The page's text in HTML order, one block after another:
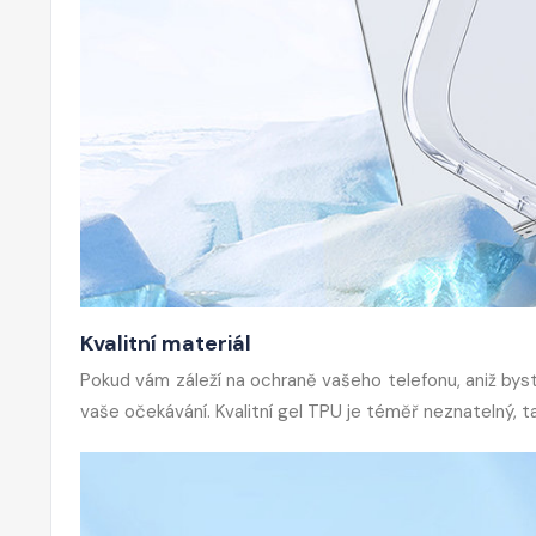
Kvalitní materiál
Pokud vám záleží na ochraně vašeho telefonu, aniž
vaše očekávání. Kvalitní gel TPU je téměř